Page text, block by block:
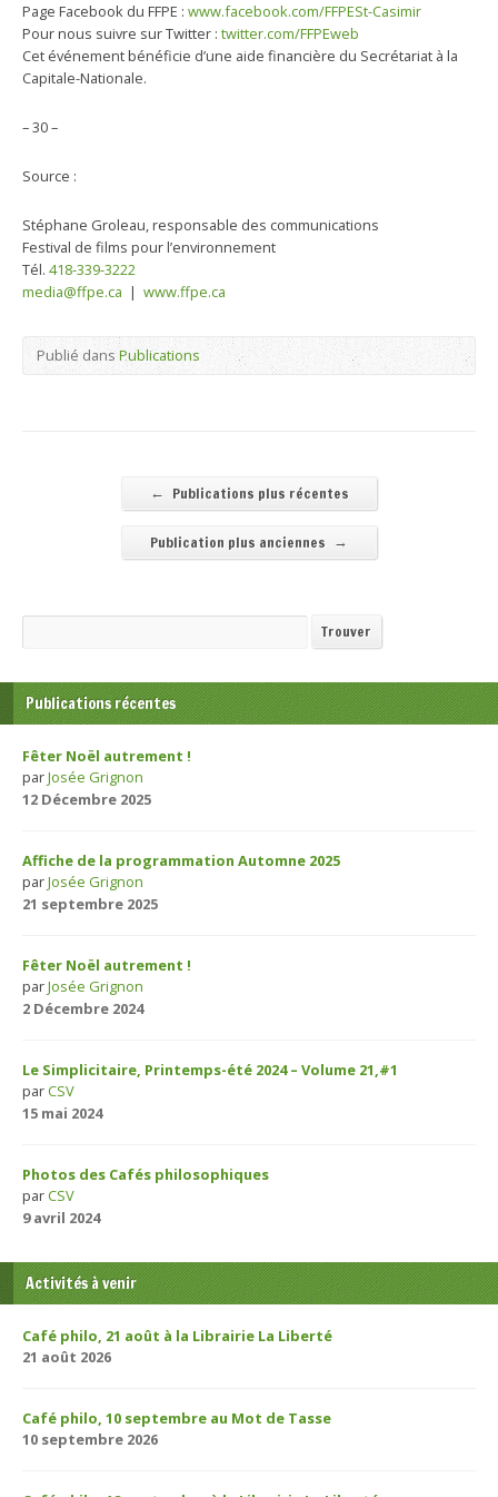
Page Facebook du FFPE : www.facebook.com/FFPESt-Casimir
Pour nous suivre sur Twitter : twitter.com/FFPEweb
Cet événement bénéficie d’une aide financière du Secrétariat à la
Capitale-Nationale.
– 30 –
Source :
Stéphane Groleau, responsable des communications
Festival de films pour l’environnement
Tél. 418-339-3222
media@ffpe.ca | www.ffpe.ca
Publié dansPublications
← Publications plus récentes
Publication plus anciennes →
Trouver
Publications récentes
Fêter Noël autrement !
parJosée Grignon
12 Décembre 2025
Affiche de la programmation Automne 2025
parJosée Grignon
21 septembre 2025
Fêter Noël autrement !
parJosée Grignon
2 Décembre 2024
Le Simplicitaire, Printemps-été 2024 – Volume 21,#1
par CSV
15 mai 2024
Photos des Cafés philosophiques
par CSV
9 avril 2024
Activités à venir
Café philo, 21 août à la Librairie La Liberté
21 août 2026
Café philo, 10 septembre au Mot de Tasse
10 septembre 2026